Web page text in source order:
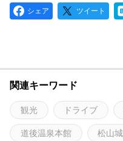
シェア ツイート
関連キーワード
観光 ドライブ
道後温泉本館 松山城